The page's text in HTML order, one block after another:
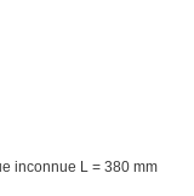
inconnue L = 380 mm